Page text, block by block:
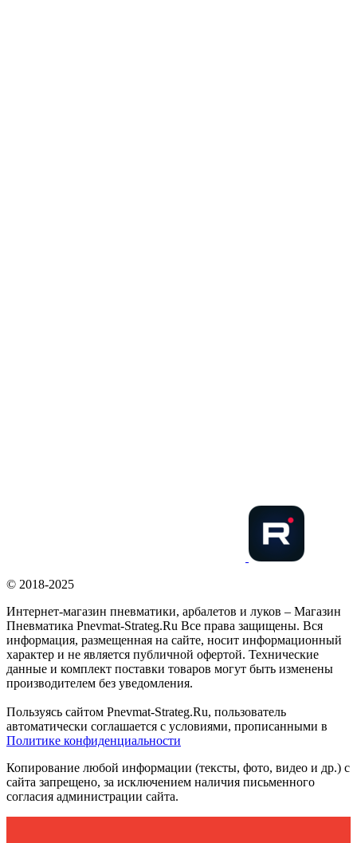
© 2018-2025
Интернет-магазин пневматики, арбалетов и луков – Магазин
Пневматика Pnevmat-Strateg.Ru Все права защищены. Вся
информация, размещенная на сайте, носит информационный
характер и не является публичной офертой. Технические
данные и комплект поставки товаров могут быть изменены
производителем без уведомления.
Пользуясь сайтом Pnevmat-Strateg.Ru, пользователь
автоматически соглашается с условиями, прописанными в
Политике конфиденциальности
Копирование любой информации (тексты, фото, видео и др.) с
сайта запрещено, за исключением наличия письменного
согласия администрации сайта.